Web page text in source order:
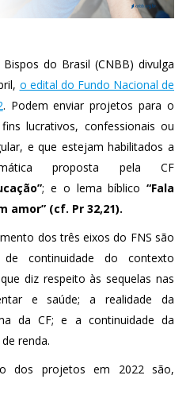
do Brasil (CNBB) divulga
o edital do Fundo Nacional de
. Podem enviar projetos para o
lucrativos, confessionais ou
e que estejam habilitados a
proposta pela CF
; e o lema bíblico “Fala
amor” (cf. Pr 32,21).
dos três eixos do FNS são
continuidade do contexto
diz respeito às sequelas nas
e saúde; a realidade da
da CF; e a continuidade da
renda.
dos projetos em 2022 são,